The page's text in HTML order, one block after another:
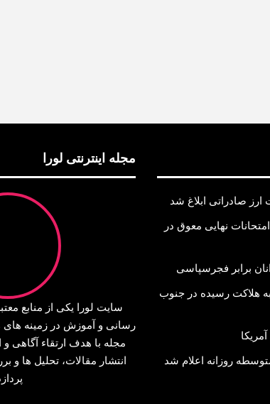
صادراتی ابلاغ شد
نهایی معوق در
برابر فجرسپاسی
هلاکت رسیده در جنوب
روزانه اعلام شد
مجله اینترنتی لورا
سایت لورا یکی از منابع
رسانی و آموزش در زمینه‌ های
مجله با هدف ارتقاء آگاهی و
انتشار مقالات، تحلیل‌ ها